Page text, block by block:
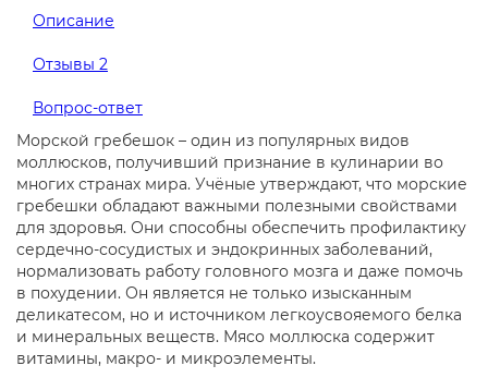
Описание
Отзывы 2
Вопрос-ответ
Морской гребешок – один из популярных видов
моллюсков, получивший признание в кулинарии во
многих странах мира. Учёные утверждают, что морские
гребешки обладают важными полезными свойствами
для здоровья. Они способны обеспечить профилактику
сердечно-сосудистых и эндокринных заболеваний,
нормализовать работу головного мозга и даже помочь
в похудении. Он является не только изысканным
деликатесом, но и источником легкоусвояемого белка
и минеральных веществ. Мясо моллюска содержит
витамины, макро- и микроэлементы.